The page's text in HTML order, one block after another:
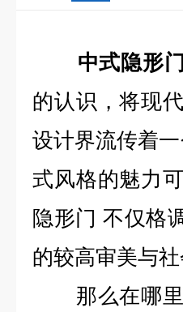
中式隐形门
的认识，将现
设计界流传着
式风格的魅力
隐形门 不仅格
的较高审美与社
那么在哪里